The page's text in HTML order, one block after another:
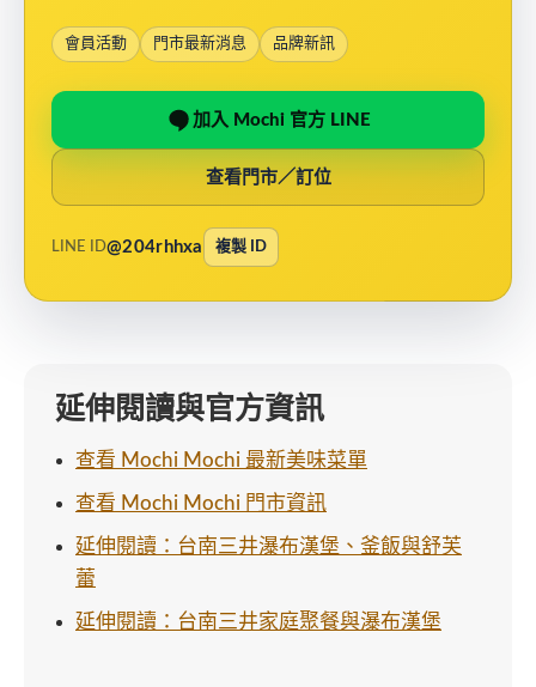
會員活動 門市最新消息 品牌新訊
加入 Mochi 官方 LINE
查看門市／訂位
LINE ID@204rhhxa 複製 ID
延伸閱讀與官方資訊
查看 Mochi Mochi 最新美味菜單
查看 Mochi Mochi 門市資訊
延伸閱讀：台南三井瀑布漢堡、釜飯與舒芙
蕾
延伸閱讀：台南三井家庭聚餐與瀑布漢堡